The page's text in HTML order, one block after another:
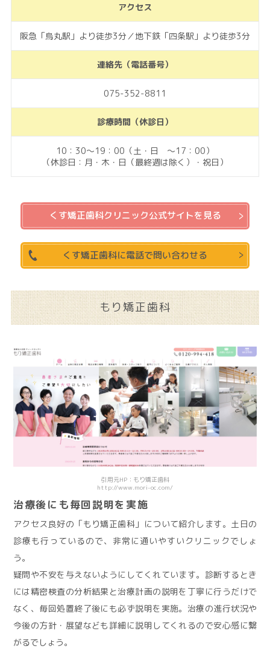
アクセス
阪急「烏丸駅」より徒歩3分／地下鉄「四条駅」より徒歩3分
連絡先（電話番号）
075-352-8811
診療時間（休診日）
10：30～19：00（土・日 ～17：00）
（休診日：月・木・日（最終週は除く）・祝日）
くす矯正歯科クリニック公式サイトを見る
くす矯正歯科に電話で問い合わせる
もり矯正歯科
引用元HP：もり矯正歯科
http://www.mori-oc.com/
治療後にも毎回説明を実施
アクセス良好の「もり矯正歯科」について紹介します。土日の
診療も行っているので、非常に通いやすいクリニックでしょ
う。
疑問や不安を与えないようにしてくれています。診断するとき
には精密検査の分析結果と治療計画の説明を丁寧に行うだけで
なく、毎回処置終了後にも必ず説明を実施。治療の進行状況や
今後の方針・展望なども詳細に説明してくれるので安心感に繋
がるでしょう。